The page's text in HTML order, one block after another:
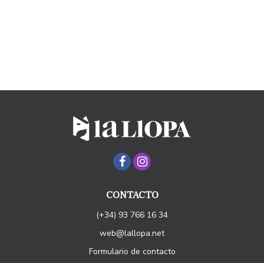
CONTACTO
(+34) 93 766 16 34
web@lallopa.net
Formulario de contacto